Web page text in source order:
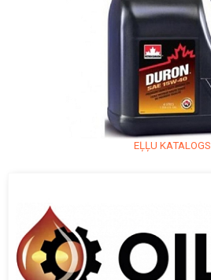
EĻĻU KATALOGS